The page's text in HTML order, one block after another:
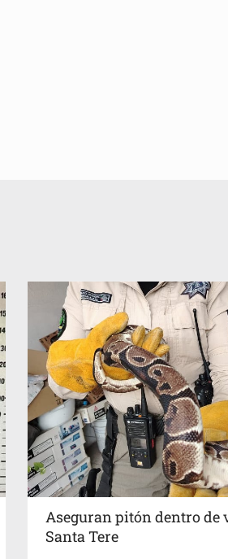
Aseguran pitón dentro de
Santa Tere